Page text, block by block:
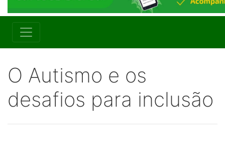
O Autismo e os
desafios para inclusão